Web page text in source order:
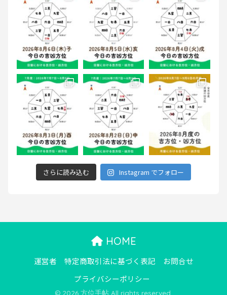
さらに読み込む Instagram でフォロー
HOME
運営者 特定商取引法に基づく表記
お問合せ
プライバシーポリシー
© 2026 方位手帖 All rights reserved.